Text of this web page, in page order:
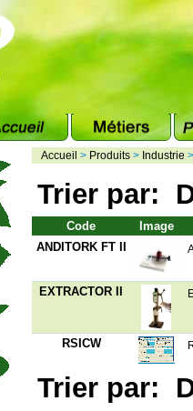
Accueil > Produits > Industrie
Trier par:
Code
Image
ANDITORK FT II
EXTRACTOR II
RSICW
Trier par: